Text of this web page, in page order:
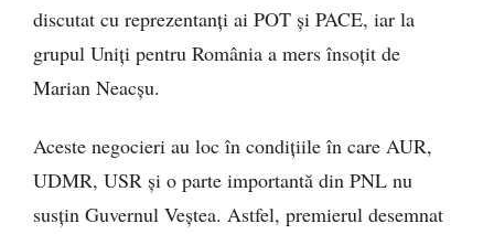
discutat cu reprezentanți ai POT și PACE, iar la
grupul Uniți pentru România a mers însoțit de
Marian Neacșu.
Aceste negocieri au loc în condițiile în care AUR,
UDMR, USR și o parte importantă din PNL nu
susțin Guvernul Veștea. Astfel, premierul desemnat